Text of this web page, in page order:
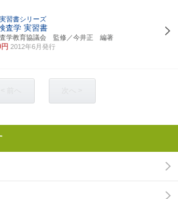
習書シリーズ
査学 実習書
査学教育協議会 監修／今井正 編著
2012年6月発行